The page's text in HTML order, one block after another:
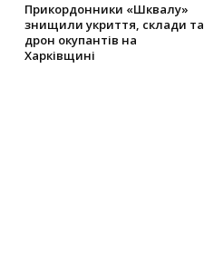
Прикордонники «Шквалу»
знищили укриття, склади та
дрон окупантів на
Харківщині